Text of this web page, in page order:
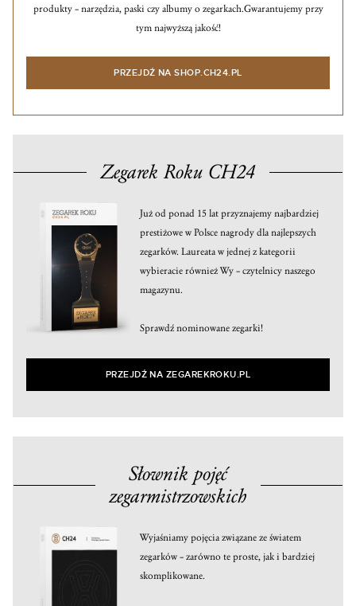
produkty – narzędzia, paski czy albumy o zegarkach.Gwarantujemy przy
tym najwyższą jakość!
PRZEJDŹ NA SHOP.CH24.PL
Zegarek Roku CH24
Już od ponad 15 lat przyznajemy najbardziej
prestiżowe w Polsce nagrody dla najlepszych
zegarków. Laureata w jednej z kategorii
wybieracie również Wy – czytelnicy naszego
magazynu.
Sprawdź nominowane zegarki!
PRZEJDŹ NA ZEGAREKROKU.PL
Słownik pojęć
zegarmistrzowskich
Wyjaśniamy pojęcia związane ze światem
zegarków – zarówno te proste, jak i bardziej
skomplikowane.